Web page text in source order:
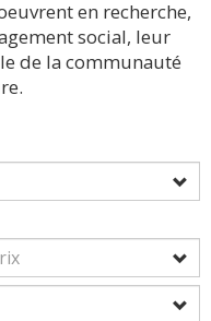
en recherche,
social, leur
de la communauté